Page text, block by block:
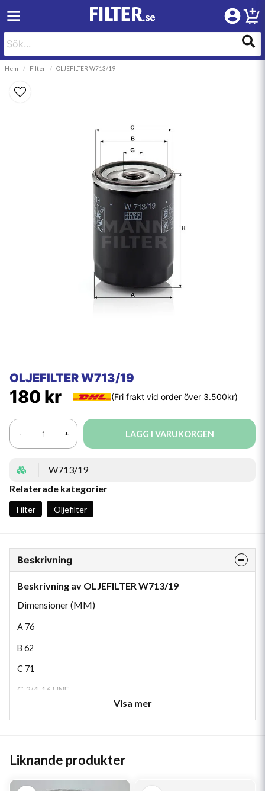
Hem Filter OLJEFILTER W713/19
OLJEFILTER W713/19
180 kr
- + LÄGG I VARUKORGEN
W713/19
Relaterade kategorier
Filter Oljefilter
Beskrivning
Beskrivning av OLJEFILTER W713/19
Dimensioner (MM)
A 76
B 62
C 71
G 3/4-16 UNF
RSV
Visa mer
Liknande produkter